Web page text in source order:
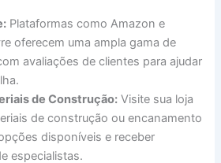
Plataformas como Amazon e
oferecem uma ampla gama de
avaliações de clientes para ajudar
de Construção: Visite sua loja
de construção ou encanamento
disponíveis e receber
especialistas.